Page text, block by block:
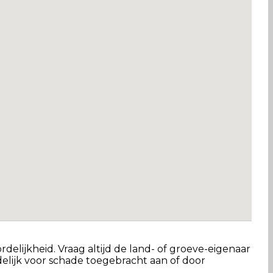
Vraag altijd de land- of groeve-eigenaar
voor schade toegebracht aan of door